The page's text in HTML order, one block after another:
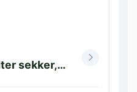
sekker,…